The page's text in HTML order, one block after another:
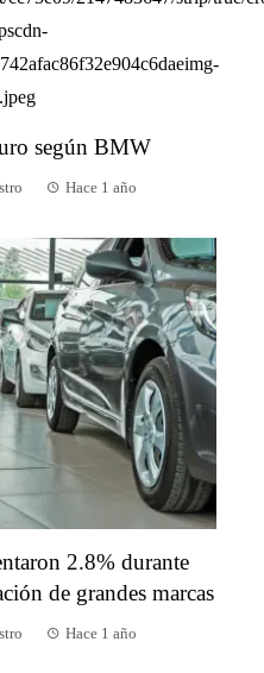
según BMW
Hace 1 año
2.8% durante
de grandes marcas
Hace 1 año